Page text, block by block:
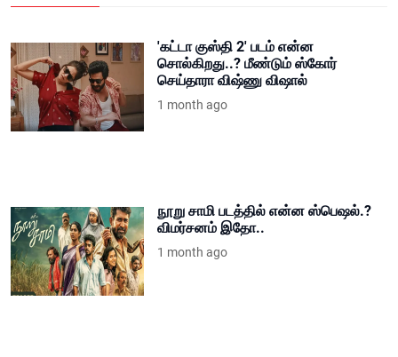
'கட்டா குஸ்தி 2' படம் என்ன
சொல்கிறது..? மீண்டும் ஸ்கோர்
செய்தாரா விஷ்ணு விஷால்
1 month ago
நூறு சாமி படத்தில் என்ன ஸ்பெஷல்.?
விமர்சனம் இதோ..
1 month ago